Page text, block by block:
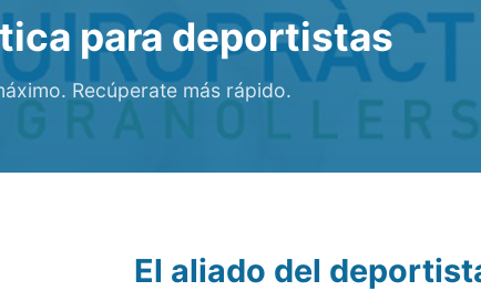
para deportistas
Recúperate más rápido.
El aliado del